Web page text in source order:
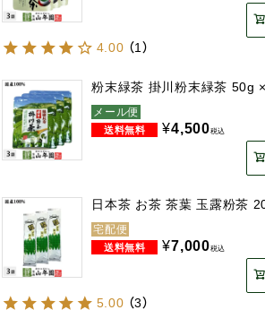
4.00 （1 ）
粉末緑茶 掛川粉末緑茶 50g
メール便
¥4,500税込
日本茶 お茶 茶葉 玉露粉茶
宅配便
¥7,000税込
5.00 （3）